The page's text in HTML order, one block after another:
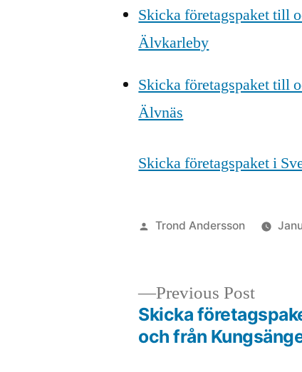
Skicka företagspaket till
Älvkarleby
Skicka företagspaket till
Älvnäs
Skicka företagspaket i
Posted
Trond Andersson
Previous Post
post:
Skicka
och från